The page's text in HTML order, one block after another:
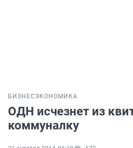
БИЗНЕС ЭКОНОМИКА
ОДН исчезнет из
коммуналку